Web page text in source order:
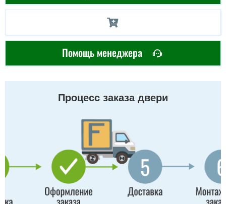
Помощь менеджера
Процесс заказа двери